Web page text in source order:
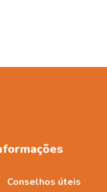
Conselhos úteis